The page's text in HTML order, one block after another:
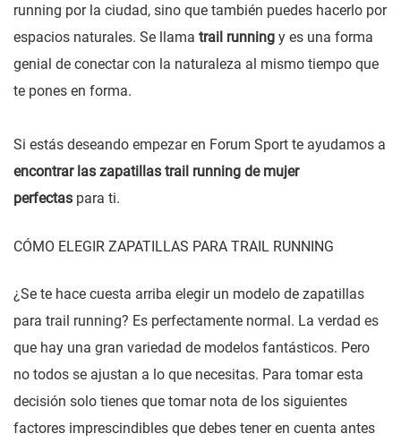
running por la ciudad, sino que también puedes hacerlo por
espacios naturales. Se llama trail running y es una forma
genial de conectar con la naturaleza al mismo tiempo que
te pones en forma.
Si estás deseando empezar en Forum Sport te ayudamos a
encontrar las zapatillas trail running de mujer
perfectas para ti.
CÓMO ELEGIR ZAPATILLAS PARA TRAIL RUNNING
¿Se te hace cuesta arriba elegir un modelo de zapatillas
para trail running? Es perfectamente normal. La verdad es
que hay una gran variedad de modelos fantásticos. Pero
no todos se ajustan a lo que necesitas. Para tomar esta
decisión solo tienes que tomar nota de los siguientes
factores imprescindibles que debes tener en cuenta antes